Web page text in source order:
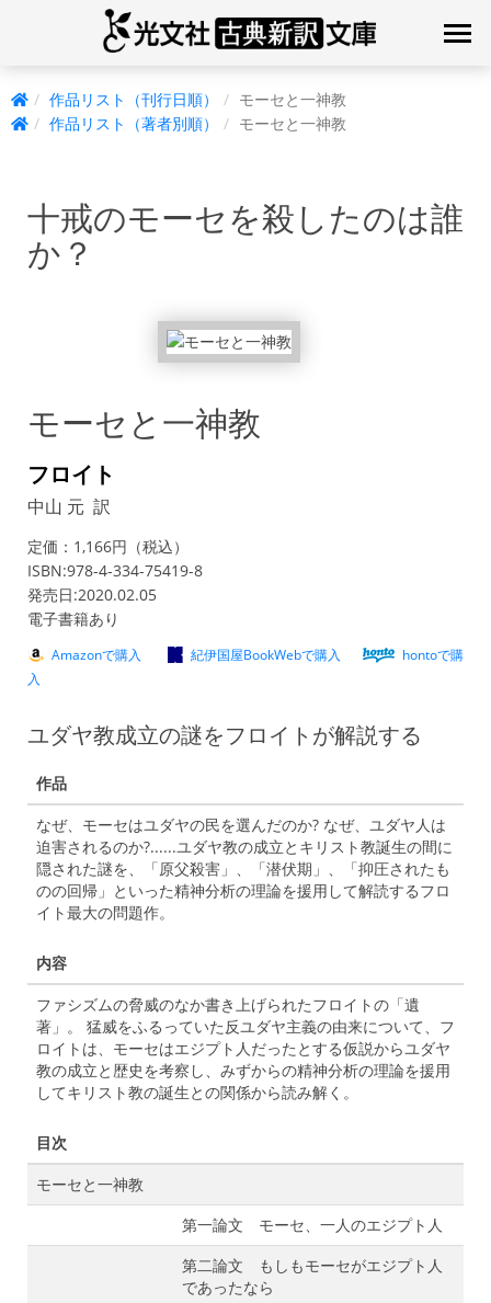
作品リスト（刊行日順）
モーセと一神教
作品リスト（著者別順）
モーセと一神教
十戒のモーセを殺したのは誰
か？
モーセと一神教
フロイト
中山 元 訳
定価：1,166円（税込）
ISBN:978-4-334-75419-8
発売日:2020.02.05
電子書籍あり
Amazonで購入 紀伊国屋BookWebで購入
hontoで購
入
ユダヤ教成立の謎をフロイトが解説する
作品
なぜ、モーセはユダヤの民を選んだのか? なぜ、ユダヤ人は
迫害されるのか?......ユダヤ教の成立とキリスト教誕生の間に
隠された謎を、「原父殺害」、「潜伏期」、「抑圧されたも
のの回帰」といった精神分析の理論を援用して解読するフロ
イト最大の問題作。
内容
ファシズムの脅威のなか書き上げられたフロイトの「遺
著」。 猛威をふるっていた反ユダヤ主義の由来について、フ
ロイトは、モーセはエジプト人だったとする仮説からユダヤ
教の成立と歴史を考察し、みずからの精神分析の理論を援用
してキリスト教の誕生との関係から読み解く。
目次
モーセと一神教
第一論文 モーセ、一人のエジプト人
第二論文 もしもモーセがエジプト人
であったなら